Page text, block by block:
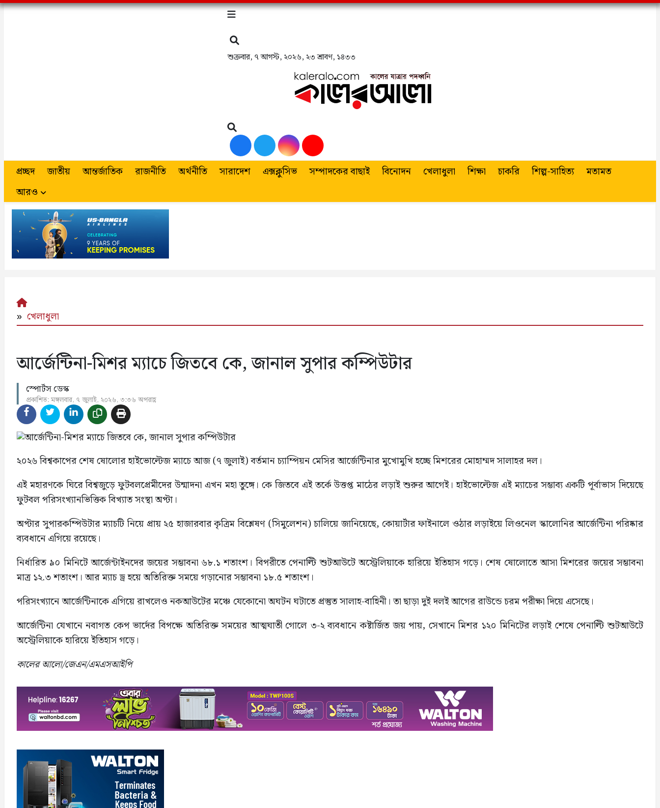
শুক্রবার, ৭ আগস্ট, ২০২৬, ২৩ শ্রাবণ, ১৪৩৩
প্রচ্ছদ জাতীয় আন্তর্জাতিক রাজনীতি অর্থনীতি সারাদেশ এক্সক্লুসিভ সম্পাদকের বাছাই বিনোদন খেলাধুলা শিক্ষা চাকরি শিল্প-সাহিত্য
মতামত
আরও
খেলাধুলা
আর্জেন্টিনা-মিশর ম্যাচে জিতবে কে, জানাল সুপার কম্পিউটার
স্পোর্টস ডেস্ক
প্রকাশিত: মঙ্গলবার, ৭ জুলাই, ২০২৬, ৩:৩৬ অপরাহ্ণ
২০২৬ বিশ্বকাপের শেষ ষোলোর হাইভোল্টেজ ম্যাচে আজ (৭ জুলাই) বর্তমান চ্যাম্পিয়ন মেসির আর্জেন্টিনার মুখোমুখি হচ্ছে মিশরের মোহাম্মদ সালাহর দল।
এই মহারণকে ঘিরে বিশ্বজুড়ে ফুটবলপ্রেমীদের উন্মাদনা এখন মহা তুঙ্গে। কে জিতবে এই তর্কে উত্তপ্ত মাঠের লড়াই শুরুর আগেই। হাইভোল্টেজ এই ম্যাচের সম্ভাব্য একটি পূর্বাভাস দিয়েছে
ফুটবল পরিসংখ্যানভিত্তিক বিখ্যাত সংস্থা অপ্টা।
অপ্টার সুপারকম্পিউটার ম্যাচটি নিয়ে প্রায় ২৫ হাজারবার কৃত্রিম বিশ্লেষণ (সিমুলেশন) চালিয়ে জানিয়েছে, কোয়ার্টার ফাইনালে ওঠার লড়াইয়ে লিওনেল স্কালোনির আর্জেন্টিনা পরিষ্কার
ব্যবধানে এগিয়ে রয়েছে।
নির্ধারিত ৯০ মিনিটে আর্জেন্টাইনদের জয়ের সম্ভাবনা ৬৮.১ শতাংশ। বিপরীতে পেনাল্টি শুটআউটে অস্ট্রেলিয়াকে হারিয়ে ইতিহাস গড়ে। শেষ ষোলোতে আসা মিশরের জয়ের সম্ভাবনা
মাত্র ১২.৩ শতাংশ। আর ম্যাচ ড্র হয়ে অতিরিক্ত সময়ে গড়ানোর সম্ভাবনা ১৮.৫ শতাংশ।
পরিসংখ্যানে আর্জেন্টিনাকে এগিয়ে রাখলেও নকআউটের মঞ্চে যেকোনো অঘটন ঘটাতে প্রস্তুত সালাহ-বাহিনী। তা ছাড়া দুই দলই আগের রাউন্ডে চরম পরীক্ষা দিয়ে এসেছে।
আর্জেন্টিনা যেখানে নবাগত কেপ ভার্দের বিপক্ষে অতিরিক্ত সময়ের আত্মঘাতী গোলে ৩-২ ব্যবধানে কষ্টার্জিত জয় পায়, সেখানে মিশর ১২০ মিনিটের লড়াই শেষে পেনাল্টি শুটআউটে
অস্ট্রেলিয়াকে হারিয়ে ইতিহাস গড়ে।
কালের আলো/জেএন/এমএসআইপি